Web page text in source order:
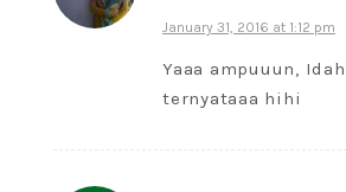
January 31, 2016 at 1:12 pm
Yaaa ampuuun,
ternyataaa hihi